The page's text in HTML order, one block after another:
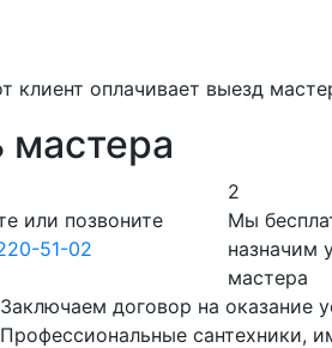
клиент оплачивает выезд
мастера
или позвоните
51-02
2
Мы
назначим
мастера
Заключаем договор на оказание
Профессиональные сантехники,